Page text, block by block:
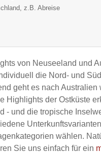
z.B. Abreise
von Neuseeland und
die Nord- und
geht es nach
Highlights der Ostküste
- und die tropische
wählen.
Sie uns einfach für ein